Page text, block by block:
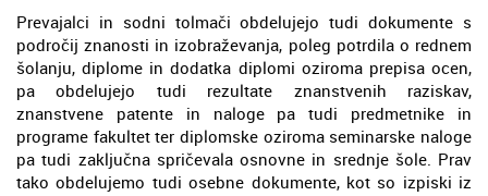
Prevajalci in sodni tolmači obdelujejo tudi dokumente s
področij znanosti in izobraževanja, poleg potrdila o rednem
šolanju, diplome in dodatka diplomi oziroma prepisa ocen,
pa obdelujejo tudi rezultate znanstvenih raziskav,
znanstvene patente in naloge pa tudi predmetnike in
programe fakultet ter diplomske oziroma seminarske naloge
pa tudi zaključna spričevala osnovne in srednje šole. Prav
tako obdelujemo tudi osebne dokumente, kot so izpiski iz